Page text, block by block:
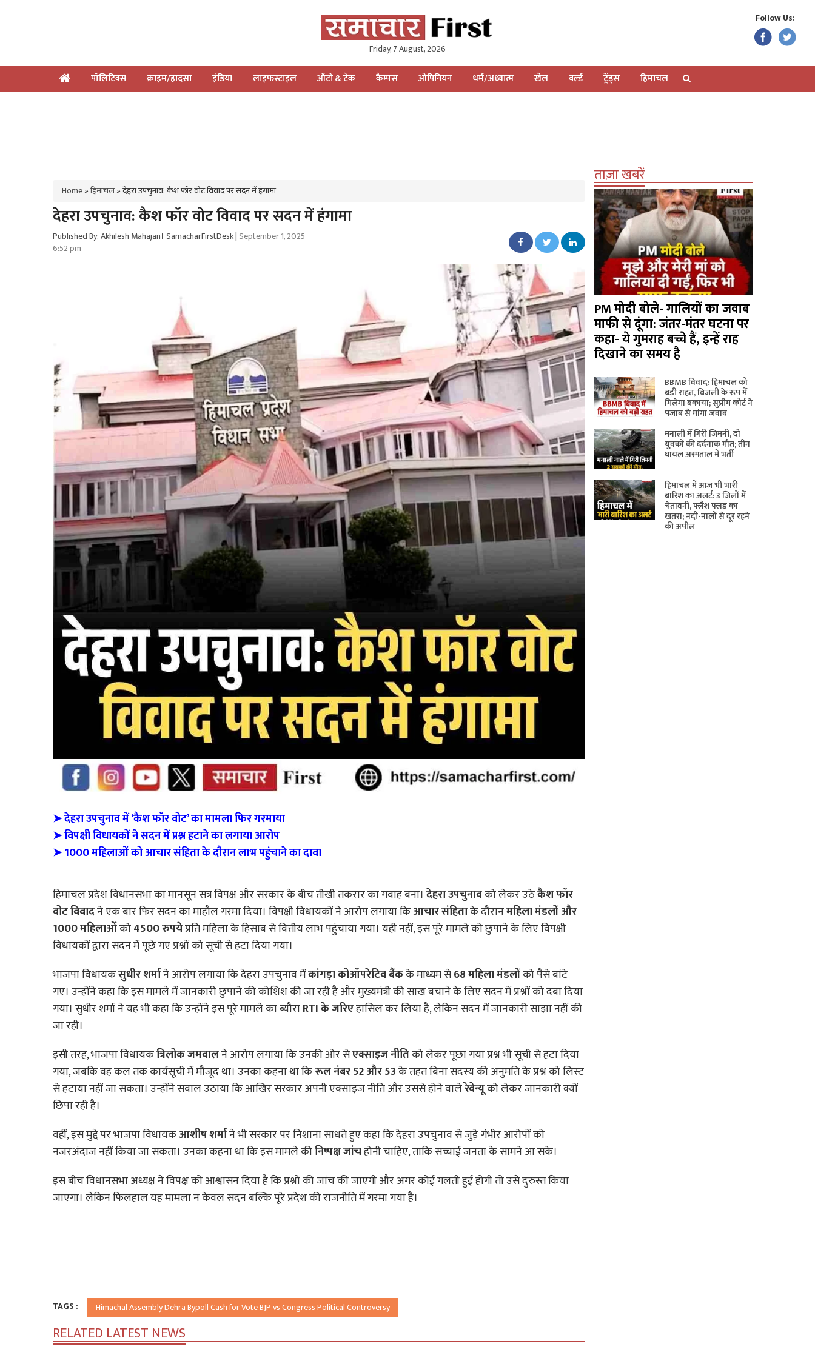
Friday, 7 August, 2026
Follow Us:
पॉलिटिक्स क्राइम/हादसा इंडिया लाइफस्टाइल ऑटो & टेक कैम्पस ओपिनियन धर्म/अध्यात्म खेल वर्ल्ड ट्रेंड्स हिमाचल
Home»हिमाचल»देहरा उपचुनाव: कैश फॉर वोट विवाद पर सदन में हंगामा
देहरा उपचुनाव: कैश फॉर वोट विवाद पर सदन में हंगामा
Published By: Akhilesh Mahajan। SamacharFirstDesk|September 1, 2025
6:52 pm
➤ देहरा उपचुनाव में ‘कैश फॉर वोट’ का मामला फिर गरमाया
➤ विपक्षी विधायकों ने सदन में प्रश्न हटाने का लगाया आरोप
➤ 1000 महिलाओं को आचार संहिता के दौरान लाभ पहुंचाने का दावा
हिमाचल प्रदेश विधानसभा का मानसून सत्र विपक्ष और सरकार के बीच तीखी तकरार का गवाह बना। देहरा उपचुनावको लेकर उठेकैश फॉर
वोट विवादने एक बार फिर सदन का माहौल गरमा दिया। विपक्षी विधायकों ने आरोप लगाया किआचार संहिताके दौरानमहिला मंडलों और
1000 महिलाओंको4500 रुपयेप्रति महिला के हिसाब से वित्तीय लाभ पहुंचाया गया। यही नहीं, इस पूरे मामले को छुपाने के लिए विपक्षी
विधायकों द्वारा सदन में पूछे गए प्रश्नों को सूची से हटा दिया गया।
भाजपा विधायकसुधीर शर्माने आरोप लगाया कि देहरा उपचुनाव मेंकांगड़ा कोऑपरेटिव बैंकके माध्यम से68 महिला मंडलोंको पैसे बांटे
गए। उन्होंने कहा कि इस मामले में जानकारी छुपाने की कोशिश की जा रही है और मुख्यमंत्री की साख बचाने के लिए सदन में प्रश्नों को दबा दिया
गया। सुधीर शर्मा ने यह भी कहा कि उन्होंने इस पूरे मामले का ब्यौराRTI के जरिएहासिल कर लिया है, लेकिन सदन में जानकारी साझा नहीं की
जा रही।
इसी तरह, भाजपा विधायकत्रिलोक जमवालने आरोप लगाया कि उनकी ओर सेएक्साइज नीतिको लेकर पूछा गया प्रश्न भी सूची से हटा दिया
गया, जबकि वह कल तक कार्यसूची में मौजूद था। उनका कहना था किरूल नंबर 52 और 53के तहत बिना सदस्य की अनुमति के प्रश्न को लिस्ट
से हटाया नहीं जा सकता। उन्होंने सवाल उठाया कि आखिर सरकार अपनी एक्साइज नीति और उससे होने वालेरेवेन्यूको लेकर जानकारी क्यों
छिपा रही है।
वहीं, इस मुद्दे पर भाजपा विधायकआशीष शर्माने भी सरकार पर निशाना साधते हुए कहा कि देहरा उपचुनाव से जुड़े गंभीर आरोपों को
नजरअंदाज नहीं किया जा सकता। उनका कहना था कि इस मामले कीनिष्पक्ष जांचहोनी चाहिए, ताकि सच्चाई जनता के सामने आ सके।
इस बीच विधानसभा अध्यक्ष ने विपक्ष को आश्वासन दिया है कि प्रश्नों की जांच की जाएगी और अगर कोई गलती हुई होगी तो उसे दुरुस्त किया
जाएगा। लेकिन फिलहाल यह मामला न केवल सदन बल्कि पूरे प्रदेश की राजनीति में गरमा गया है।
TAGS : Himachal Assembly Dehra Bypoll Cash for Vote BJP vs Congress Political Controversy
RELATED LATEST NEWS
ताज़ा खबरें
PM मोदी बोले- गालियों का जवाब
माफी से दूंगा: जंतर-मंतर घटना पर
कहा- ये गुमराह बच्चे हैं, इन्हें राह
दिखाने का समय है
BBMB विवाद: हिमाचल को
बड़ी राहत, बिजली के रूप में
मिलेगा बकाया; सुप्रीम कोर्ट ने
पंजाब से मांगा जवाब
मनाली में गिरी जिमनी, दो
युवकों की दर्दनाक मौत; तीन
घायल अस्पताल में भर्ती
हिमाचल में आज भी भारी
बारिश का अलर्ट: 3 जिलों में
चेतावनी, फ्लैश फ्लड का
खतरा; नदी-नालों से दूर रहने
की अपील